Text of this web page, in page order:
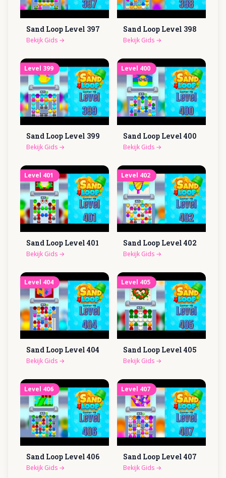
Sand Loop Level 397
Bekijk Gids →
Sand Loop Level 398
Bekijk Gids →
Level 399
Sand Loop Level 399
Bekijk Gids →
Level 400
Sand Loop Level 400
Bekijk Gids →
Level 401
Sand Loop Level 401
Bekijk Gids →
Level 402
Sand Loop Level 402
Bekijk Gids →
Level 404
Sand Loop Level 404
Bekijk Gids →
Level 405
Sand Loop Level 405
Bekijk Gids →
Level 406
Sand Loop Level 406
Bekijk Gids →
Level 407
Sand Loop Level 407
Bekijk Gids →